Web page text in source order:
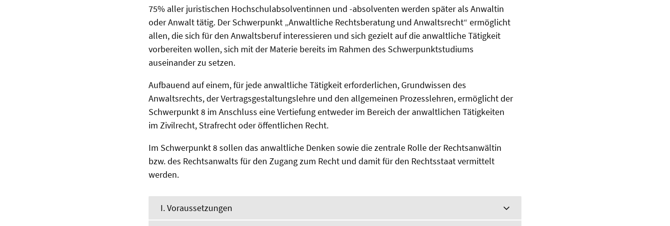
75% aller juristischen Hochschulabsolventinnen und -absolventen werden später als Anwaltin
oder Anwalt tätig. Der Schwerpunkt „Anwaltliche Rechtsberatung und Anwaltsrecht“ ermöglicht
allen, die sich für den Anwaltsberuf interessieren und sich gezielt auf die anwaltliche Tätigkeit
vorbereiten wollen, sich mit der Materie bereits im Rahmen des Schwerpunktstudiums
auseinander zu setzen.
Aufbauend auf einem, für jede anwaltliche Tätigkeit erforderlichen, Grundwissen des
Anwaltsrechts, der Vertragsgestaltungslehre und den allgemeinen Prozesslehren, ermöglicht der
Schwerpunkt 8 im Anschluss eine Vertiefung entweder im Bereich der anwaltlichen Tätigkeiten
im Zivilrecht, Strafrecht oder öffentlichen Recht.
Im Schwerpunkt 8 sollen das anwaltliche Denken sowie die zentrale Rolle der Rechtsanwältin
bzw. des Rechtsanwalts für den Zugang zum Recht und damit für den Rechtsstaat vermittelt
werden.
I. Voraussetzungen